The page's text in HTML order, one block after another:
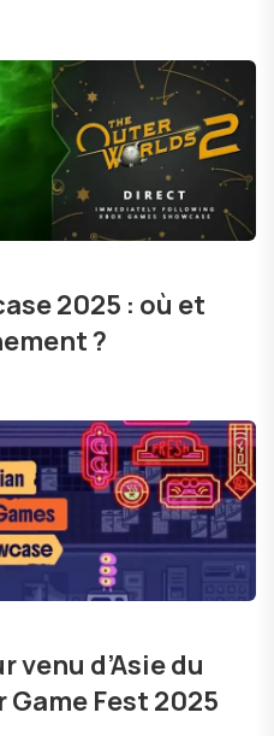
2025 : où et
?
venu d’Asie du
Fest 2025